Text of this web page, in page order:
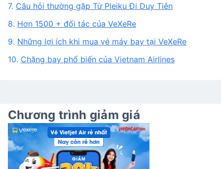
7. Câu hỏi thường gặp Từ Pleiku Đi Duy Tiên
8. Hơn 1500 + đối tác của VeXeRe
9. Những lợi ích khi mua vé máy bay tại VeXeRe
10. Chặng bay phổ biến của Vietnam Airlines
Chương trình giảm giá